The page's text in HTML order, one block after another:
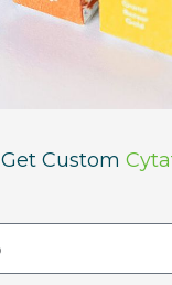
Get Custom